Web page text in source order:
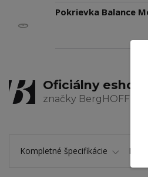
Pokrievka Balance
Oficiálny eshop
značky BergHOFF
Kompletné špecifikácie